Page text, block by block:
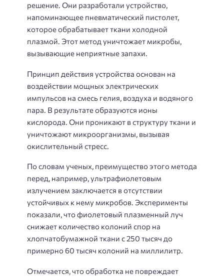
решение. Они разработали устройство,
напоминающее пневматический пистолет,
которое обрабатывает ткани холодной
плазмой. Этот метод уничтожает микробы,
вызывающие неприятные запахи.
Принцип действия устройства основан на
воздействии мощных электрических
импульсов на смесь гелия, воздуха и водяного
пара. В результате образуются ионы
кислорода. Они проникают в структуру ткани и
уничтожают микроорганизмы, вызывая
окислительный стресс.
По словам ученых, преимущество этого метода
перед, например, ультрафиолетовым
излучением заключается в отсутствии
устойчивых к нему микробов. Эксперименты
показали, что фиолетовый плазменный луч
снижает количество колоний спор на
хлопчатобумажной ткани с 250 тысяч до
примерно 60 тысяч колоний на миллилитр.
Отмечается, что обработка не повреждает